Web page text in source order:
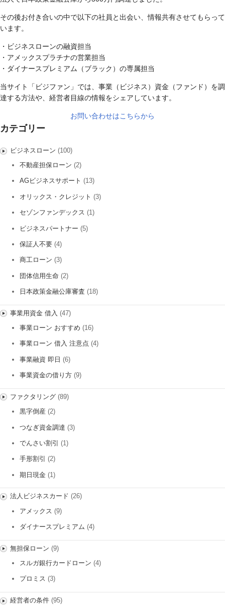
その後お付き合いの中で以下の社員と出会い、情報共有させてもらって
います。
・ビジネスローンの融資担当
・アメックスプラチナの営業担当
・ダイナースプレミアム（ブラック）の専属担当
当サイト「ビジファン」では、事業（ビジネス）資金（ファンド）を調
達する方法や、経営者目線の情報をシェアしています。
お問い合わせはこちらから
カテゴリー
ビジネスローン (100)
不動産担保ローン (2)
AGビジネスサポート (13)
オリックス・クレジット (3)
セゾンファンデックス (1)
ビジネスパートナー (5)
保証人不要 (4)
商工ローン (3)
団体信用生命 (2)
日本政策金融公庫審査 (18)
事業用資金 借入 (47)
事業ローン おすすめ (16)
事業ローン 借入 注意点 (4)
事業融資 即日 (6)
事業資金の借り方 (9)
ファクタリング(89)
黒字倒産 (2)
つなぎ資金調達 (3)
でんさい割引 (1)
手形割引 (2)
期日現金 (1)
法人ビジネスカード (26)
アメックス (9)
ダイナースプレミアム (4)
無担保ローン (9)
スルガ銀行カードローン (4)
プロミス (3)
経営者の条件(95)